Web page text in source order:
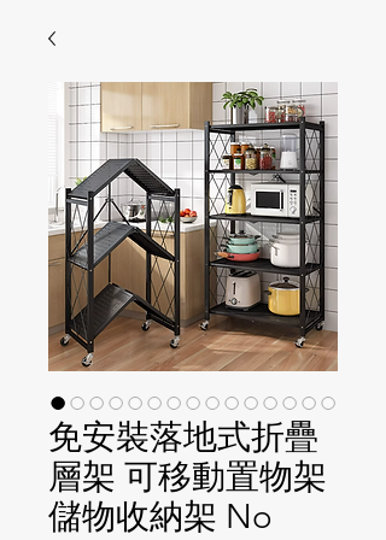
免安裝落地式折疊
層架 可移動置物架
儲物收納架 No